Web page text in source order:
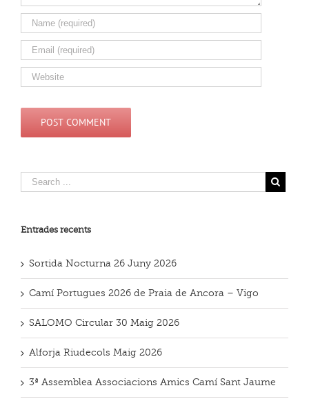
Entrades recents
Sortida Nocturna 26 Juny 2026
Camí Portugues 2026 de Praia de Ancora – Vigo
SALOMO Circular 30 Maig 2026
Alforja Riudecols Maig 2026
3ª Assemblea Associacions Amics Camí Sant Jaume